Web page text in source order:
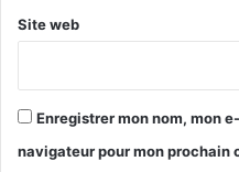
Site web
Enregistrer mon nom, mon
navigateur pour mon prochain